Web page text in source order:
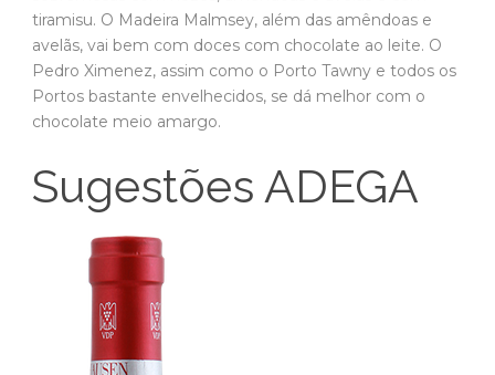
tiramisu. O Madeira Malmsey, além das amêndoas e
avelãs, vai bem com doces com chocolate ao leite. O
Pedro Ximenez, assim como o Porto Tawny e todos os
Portos bastante envelhecidos, se dá melhor com o
chocolate meio amargo.
Sugestões ADEGA